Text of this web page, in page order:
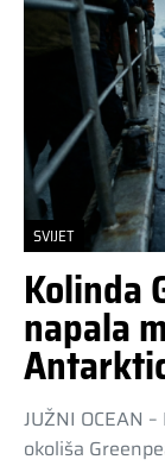
SVIJET
Kolinda
napala
JUŽNI OCEAN
okoliša